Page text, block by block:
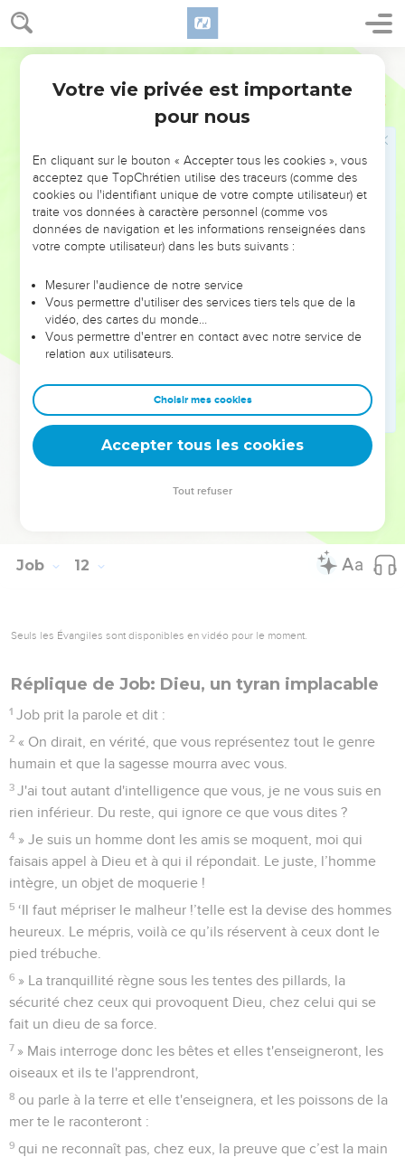
11
11 En effet, il discerne les hommes faux, il voit l’injustice sans
même y prêter attention.
l'intelligence quand le petit d'un âne sauvage naîtra comme
» Quant à toi, si tu changes d’attitude, si tu tends tes mains
vers Dieu,
si tu éloignes l’injustice de ta façon de faire, si tu ne
laisses pas le crime habiter sous tes tentes,
alors tu pourras lever un front dépourvu de tache, tu seras
Tu oublieras tes souffrances, tu ne t'en souviendras pas
plus que de l’eau qui s’est écoulée.
Ton existence aura plus d'éclat que le soleil en plein midi,
tes ténèbres seront pareilles à la lumière du matin,
tu reprendras confiance, parce qu’il y aura de l’espoir. Tu
regarderas autour de toi, et tu te coucheras en sécurité.
Tu t’allongeras sans personne pour t’inquiéter et
beaucoup rechercheront ta faveur.
» En revanche, les yeux des méchants s’épuiseront à
Job 12
Seuls les Évangiles sont disponibles en vidéo pour le moment.
Réplique de Job: Dieu, un tyran implacable
1 Job prit la parole et dit :
2 « On dirait, en vérité, que vous représentez tout le genre
humain et que la sagesse mourra avec vous.
3 J'ai tout autant d'intelligence que vous, je ne vous suis en
rien inférieur. Du reste, qui ignore ce que vous dites ?
4 » Je suis un homme dont les amis se moquent, moi qui
faisais appel à Dieu et à qui il répondait. Le juste, l’homme
intègre, un objet de moquerie !
5 ‘Il faut mépriser le malheur !’telle est la devise des hommes
heureux. Le mépris, voilà ce qu’ils réservent à ceux dont le
pied trébuche.
6 » La tranquillité règne sous les tentes des pillards, la
sécurité chez ceux qui provoquent Dieu, chez celui qui se
fait un dieu de sa force.
7 » Mais interroge donc les bêtes et elles t'enseigneront, les
oiseaux et ils te l'apprendront,
8 ou parle à la terre et elle t'enseignera, et les poissons de la
mer te le raconteront :
9 qui ne reconnaît pas, chez eux, la preuve que c’est la main
Votre vie privée est importante
pour nous
En cliquant sur le bouton « Accepter tous les cookies », vous
acceptez que TopChrétien utilise des traceurs (comme des
cookies ou l'identifiant unique de votre compte utilisateur) et
traite vos données à caractère personnel (comme vos
données de navigation et les informations renseignées dans
votre compte utilisateur) dans les buts suivants :
Mesurer l'audience de notre service
Vous permettre d'utiliser des services tiers tels que de la
vidéo, des cartes du monde…
Vous permettre d'entrer en contact avec notre service de
relation aux utilisateurs.
Choisir mes cookies
Accepter tous les cookies
Tout refuser